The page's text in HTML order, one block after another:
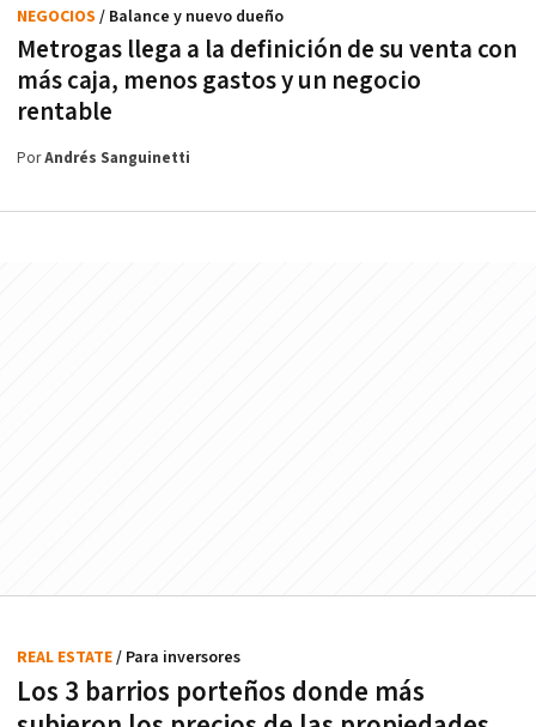
Metrogas llega a la definición de su venta con
más caja, menos gastos y un negocio
rentable
NEGOCIOS / Balance y nuevo dueño
PorAndrés Sanguinetti
Los 3 barrios porteños donde más
REAL ESTATE/ Para inversores